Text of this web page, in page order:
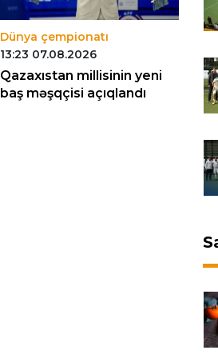
Dünya çempionatı
13:23 07.08.2026
Qazaxıstan millisinin yeni
baş məşqçisi açıqlandı